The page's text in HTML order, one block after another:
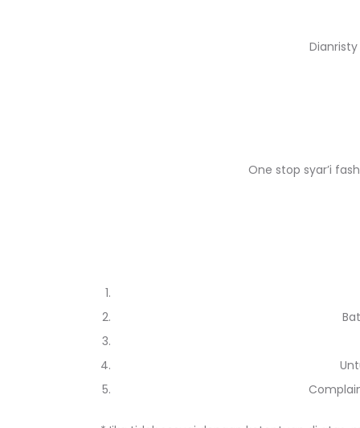
One stop syar’i